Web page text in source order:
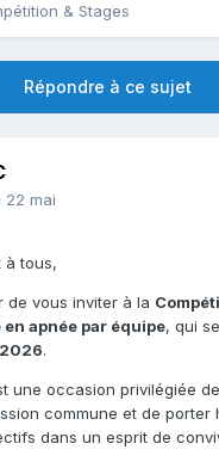
& Stages
Répondre à ce sujet
22 mai
à tous,
de vous inviter à la
apnée par équipe, qui
.
une occasion privilégiée
commune et de porter
dans un esprit de